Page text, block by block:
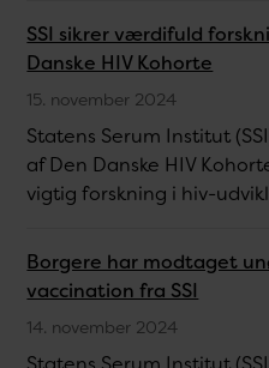
SSI sikrer værdifuld
Danske HIV Kohorte
15. november 2024
Statens Serum Institut
af Den Danske HIV
vigtig forskning i hiv-
Borgere har modtaget
vaccination fra SSI
14. november 2024